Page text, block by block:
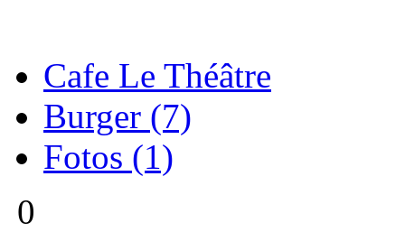
Cafe Le Théâtre
Burger (7)
Fotos (1)
0